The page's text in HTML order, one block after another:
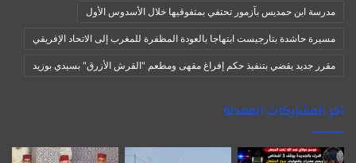
مدرسة ابن حمديس بآزمور تحتفي بمتفوقيها خلال الأسدوس الأول
مسيرة حاشدة بتارجيست ابتهاجا بالعودة المظفرة للمغرب إلى الاتحاد الإفريقي
مقرر جديد يقضي بتنفيذ حكم إفراغ مقهى ومطعم "القرش الأزرق" بسيدي بوزيد
آخر المشاركات المعدلة